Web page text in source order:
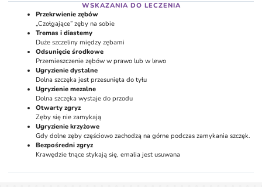
WSKAZANIA DO LECZENIA
Przekrwienie zębów
„Czołgające” zęby na sobie
Tremas i diastemy
Duże szczeliny między zębami
Odsunięcie środkowe
Przemieszczenie zębów w prawo lub w lewo
Ugryzienie dystalne
Dolna szczęka jest przesunięta do tyłu
Ugryzienie mezalne
Dolna szczęka wystaje do przodu
Otwarty zgryz
Zęby się nie zamykają
Ugryzienie krzyżowe
Gdy dolne zęby częściowo zachodzą na górne podczas zamykania szczęk.
Bezpośredni zgryz
Krawędzie tnące stykają się, emalia jest usuwana